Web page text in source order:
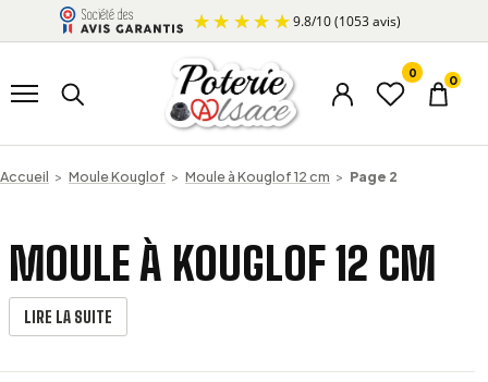
Aller au contenu 9.8/10(1053 avis)
Ouvrir le menuRechercher un produit
Menu du compte
Liste
0
Panier
0
Accueil > Moule Kouglof > Moule à Kouglof 12 cm > Page 2
MOULE À KOUGLOF 12 CM
LIRE LA SUITE